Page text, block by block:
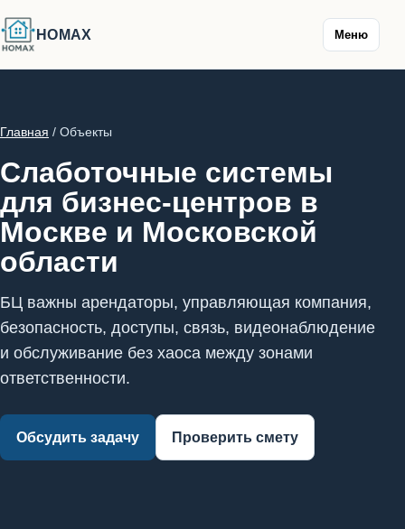
HOMAX Меню
Главная / Объекты
Слаботочные системы
для бизнес-центров в
Москве и Московской
области
БЦ важны арендаторы, управляющая компания,
безопасность, доступы, связь, видеонаблюдение
и обслуживание без хаоса между зонами
ответственности.
Обсудить задачу Проверить смету